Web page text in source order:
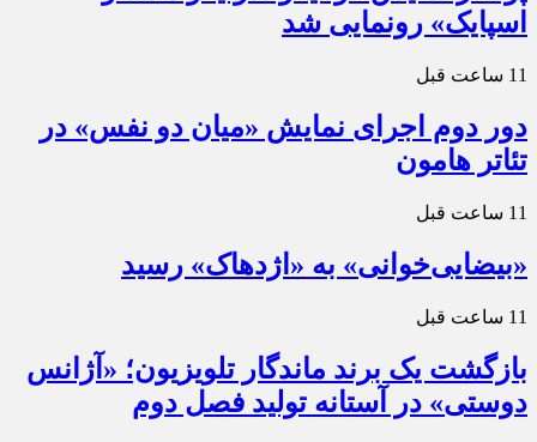
اسپایک» رونمایی شد
11 ساعت قبل
دور دوم اجرای نمایش «میان دو نفس» در
تئاتر هامون
11 ساعت قبل
«بیضایی‌خوانی» به «اژدهاک» رسید
11 ساعت قبل
بازگشت یک برند ماندگار تلویزیون؛ «آژانس
دوستی» در آستانه تولید فصل دوم